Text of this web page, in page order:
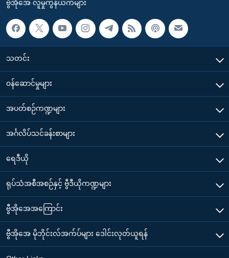
ဗွီအိုအေ လူမှုကွန်ယက်များ
သတင်း
၀န်ဆောင်မှုများ
အပတ်စဉ်ကဏ္ဍများ
အင်္ဂလိပ်သင်ခန်းစာများ
ရေဒီယို
ရုပ်သံအစီအစဉ်နှင့် ဗွီဒီယိုကဏ္ဍများ
ဗွီအိုအေအကြောင်း
ဗွီအိုအေ မိုဘိုင်းလ်အက်ပ်များ ဒေါင်းလုတ်ယူရန်